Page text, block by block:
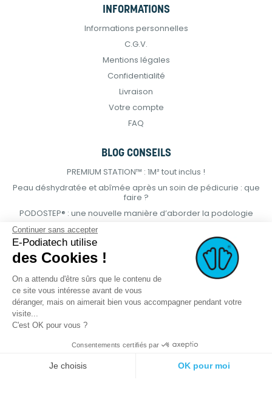
INFORMATIONS
Informations personnelles
C.G.V.
Mentions légales
Confidentialité
Livraison
Votre compte
FAQ
BLOG CONSEILS
PREMIUM STATION™ : 1M² tout inclus !
Peau déshydratée et abîmée après un soin de pédicurie : que
faire ?
PODOSTEP® : une nouvelle manière d’aborder la podologie
creation.com
Continuer sans accepter
E-Podiatech utilise
des Cookies !
On a attendu d'être sûrs que le contenu de
ce site vous intéresse avant de vous
déranger, mais on aimerait bien vous accompagner pendant votre
visite...
C'est OK pour vous ?
Consentements certifiés par
Je choisis OK pour moi